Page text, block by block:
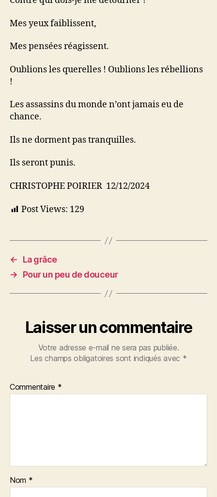
Mes yeux faiblissent,
Mes pensées réagissent.
Oublions les querelles ! Oublions les rébellions
!
Les assassins du monde n’ont jamais eu de
chance.
Ils ne dorment pas tranquilles.
Ils seront punis.
CHRISTOPHE POIRIER 12/12/2024
Post Views: 129
←
La grâce
→
Pour un peu de douceur
Laisser un commentaire
Votre adresse e-mail ne sera pas publiée.
Les champs obligatoires sont indiqués avec *
Commentaire *
Nom *